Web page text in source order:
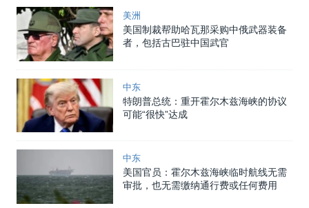
关注西藏
关注新疆
GEN Z 看美国
美洲
美国制裁帮助哈瓦那采购中俄武器装备
者，包括古巴驻中国武官
中东
特朗普总统：重开霍尔木兹海峡的协议
可能“很快”达成
中东
美国官员：霍尔木兹海峡临时航线无需
审批，也无需缴纳通行费或任何费用